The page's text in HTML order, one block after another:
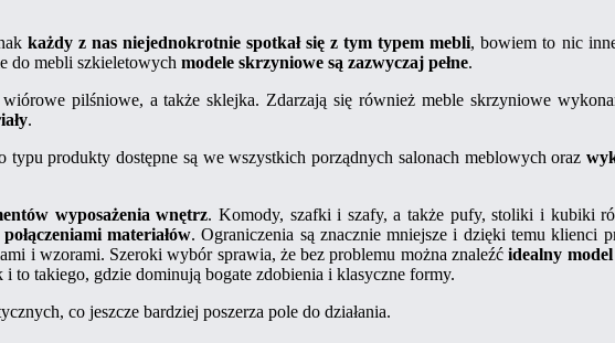
każdy z nas niejednokrotnie spotkał się z tym typem mebli, bowiem to nic
do mebli szkieletowych modele skrzyniowe są zazwyczaj pełne.
pilśniowe, a także sklejka. Zdarzają się również meble skrzyniowe
.
produkty dostępne są we wszystkich porządnych salonach meblowych oraz
wyposażenia wnętrz. Komody, szafki i szafy, a także pufy, stoliki i kubiki
materiałów. Ograniczenia są znacznie mniejsze i dzięki temu klienci
i wzorami. Szeroki wybór sprawia, że bez problemu można znaleźć idealny
to takiego, gdzie dominują bogate zdobienia i klasyczne formy.
co jeszcze bardziej poszerza pole do działania.